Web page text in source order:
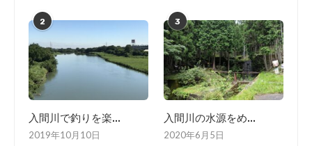
2
入間川で釣りを楽...
2019年10月10日
3
入間川の水源をめ...
2020年6月5日